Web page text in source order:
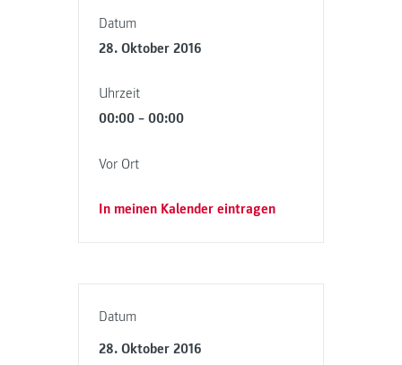
Datum
28. Oktober 2016
Uhrzeit
00:00 – 00:00
Vor Ort
In meinen Kalender eintragen
Datum
28. Oktober 2016